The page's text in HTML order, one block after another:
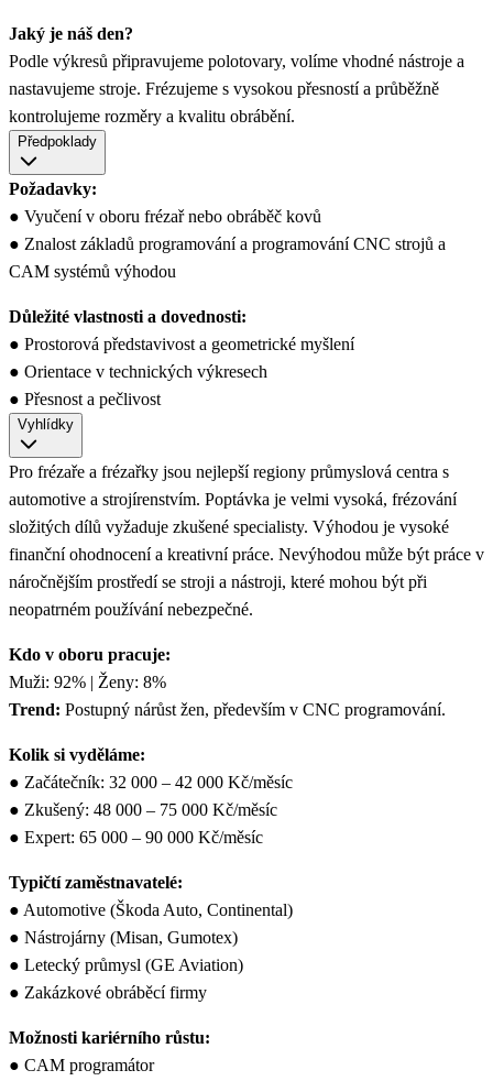
Jaký je náš den?
Podle výkresů připravujeme polotovary, volíme vhodné nástroje a
nastavujeme stroje. Frézujeme s vysokou přesností a průběžně
kontrolujeme rozměry a kvalitu obrábění.
Předpoklady
Požadavky:
● Vyučení v oboru frézař nebo obráběč kovů
● Znalost základů programování a programování CNC strojů a
CAM systémů výhodou
Důležité vlastnosti a dovednosti:
● Prostorová představivost a geometrické myšlení
● Orientace v technických výkresech
● Přesnost a pečlivost
Vyhlídky
Pro frézaře a frézařky jsou nejlepší regiony průmyslová centra s
automotive a strojírenstvím. Poptávka je velmi vysoká, frézování
složitých dílů vyžaduje zkušené specialisty. Výhodou je vysoké
finanční ohodnocení a kreativní práce. Nevýhodou může být práce v
náročnějším prostředí se stroji a nástroji, které mohou být při
neopatrném používání nebezpečné.
Kdo v oboru pracuje:
Muži: 92% | Ženy: 8%
Trend: Postupný nárůst žen, především v CNC programování.
Kolik si vyděláme:
● Začátečník: 32 000 – 42 000 Kč/měsíc
● Zkušený: 48 000 – 75 000 Kč/měsíc
● Expert: 65 000 – 90 000 Kč/měsíc
Typičtí zaměstnavatelé:
● Automotive (Škoda Auto, Continental)
● Nástrojárny (Misan, Gumotex)
● Letecký průmysl (GE Aviation)
● Zakázkové obráběcí firmy
Možnosti kariérního růstu:
● CAM programátor